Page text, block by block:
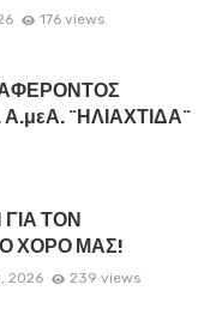
176 views
¨ΗΛΙΑΧΤΙΔΑ¨
ΤΟΝ
ΧΟΡΟ ΜΑΣ!
2026 239 views